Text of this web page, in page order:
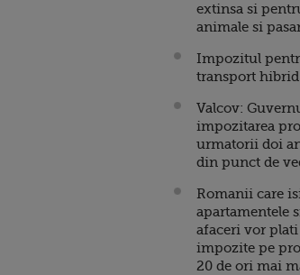
extinsa si
animale si
Impozitul
transport hibrid
Valcov:
impozitarea
urmatorii doi
din punct de
Romanii care
apartamentele
afaceri vor
impozite pe
20 de ori mai